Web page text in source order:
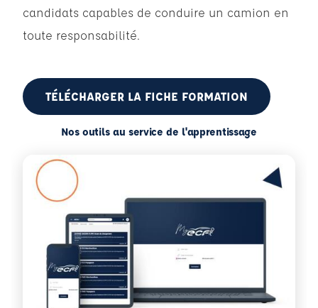
candidats capables de conduire un camion en
toute responsabilité.
TÉLÉCHARGER LA FICHE FORMATION
Nos outils au service de l'apprentissage